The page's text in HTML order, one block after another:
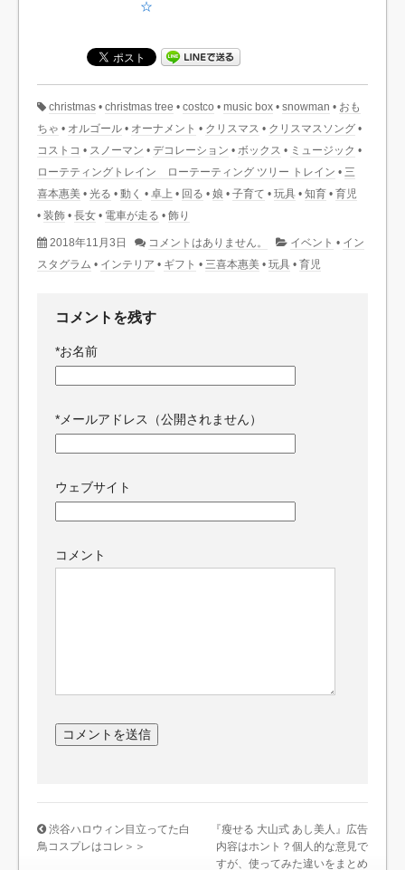
☆
christmas • christmas tree • costco • music box • snowman • おも
ちゃ • オルゴール • オーナメント • クリスマス • クリスマスソング •
コストコ • スノーマン • デコレーション • ボックス • ミュージック •
ローテティングトレイン ローテーティング ツリー トレイン • 三
喜本惠美 • 光る • 動く • 卓上 • 回る • 娘 • 子育て • 玩具 • 知育 • 育児
• 装飾 • 長女 • 電車が走る • 飾り
2018年11月3日 コメントはありません。 イベント • イン
スタグラム • インテリア • ギフト • 三喜本惠美 • 玩具 • 育児
コメントを残す
*お名前
* メールアドレス（公開されません）
ウェブサイト
コメント
渋谷ハロウィン目立ってた白
鳥コスプレはコレ＞＞
『瘦せる 大山式 あし美人』広告
内容はホント？個人的な意見で
すが、使ってみた違いをまとめ